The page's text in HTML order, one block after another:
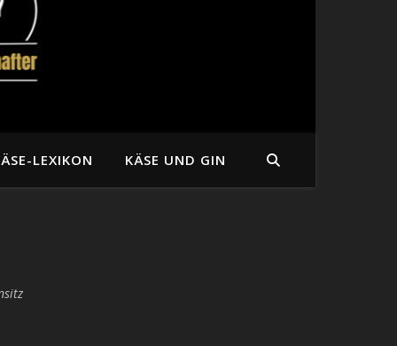
LEXIKON KÄSE UND GIN